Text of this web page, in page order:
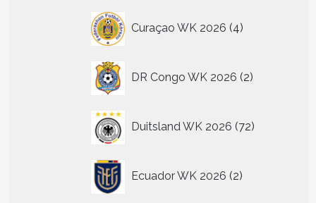
Curaçao WK 2026 4
producten
DR Congo WK 2026 2
producten
Duitsland WK 2026 72
producten
Ecuador WK 2026 2
producten